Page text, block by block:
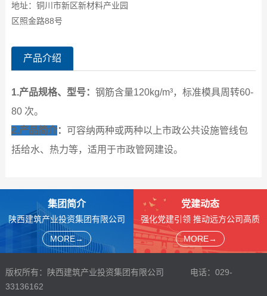
地址：铜川市新区新材料产业园
区照金路88号
产品介绍
1.产品规格、型号： 钢筋含量120kg/m³，标准模具周转60-
80 次。
2.产品简介： 可容纳两种或两种以上市政公共设施管线包
括给水、热力等，适用于市政管网建设。
集团简介
陕西建筑产业投资集团有限公司
成立于2014年7月，是陕西建工
集团股份有限公司的重要子企
业，肩负“助推建筑绿色革命，领
航产业和谐发展”的使命。
MORE→
党建动态
强化党建引领 推动远方公司高质
量发展
关注党建动态,旨在宣传党的方针
政策、展示党建动态。
MORE→
版权所有：陕西建筑产业投资集团有限公司 电话：029-
33136162